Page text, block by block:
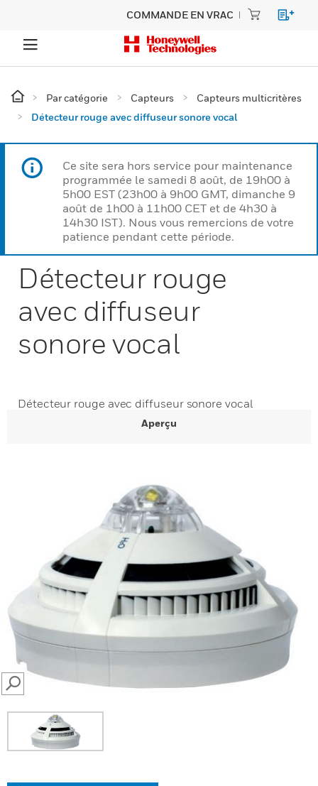
COMMANDE EN VRAC
Par catégorie Capteurs
Capteurs multicritères
Détecteur rouge avec diffuseur sonore vocal
Ce site sera hors service pour maintenance
programmée le samedi 8 août, de 19h00 à
5h00 EST (23h00 à 9h00 GMT, dimanche 9
août de 1h00 à 11h00 CET et de 4h30 à
14h30 IST). Nous vous remercions de votre
patience pendant cette période.
Détecteur rouge
avec diffuseur
sonore vocal
Détecteur rouge avec diffuseur sonore vocal
Aperçu
SEARCH